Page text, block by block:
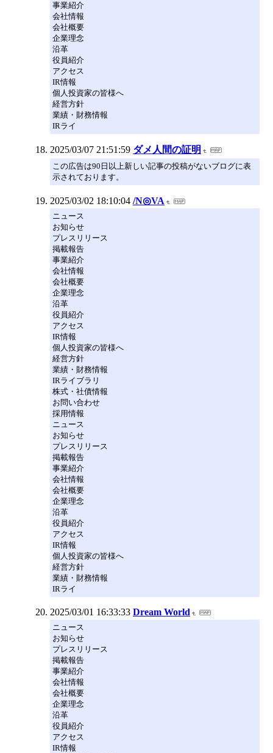
事業紹介
会社情報
会社概要
企業理念
沿革
役員紹介
アクセス
IR情報
個人投資家の皆様へ
経営方針
業績・財務情報
IRライ
2025/03/07 21:51:59 ダメ人間の証明
この広告は90日以上新しい記事の投稿がないブログに表
示されております。
2025/03/02 18:10:04 /N◎VA
ニュース
お知らせ
プレスリリース
掲載報告
事業紹介
会社情報
会社概要
企業理念
沿革
役員紹介
アクセス
IR情報
個人投資家の皆様へ
経営方針
業績・財務情報
IRライブラリ
株式・社債情報
お問い合わせ
採用情報
ニュース
お知らせ
プレスリリース
掲載報告
事業紹介
会社情報
会社概要
企業理念
沿革
役員紹介
アクセス
IR情報
個人投資家の皆様へ
経営方針
業績・財務情報
IRライ
2025/03/01 16:33:33 Dream World
ニュース
お知らせ
プレスリリース
掲載報告
事業紹介
会社情報
会社概要
企業理念
沿革
役員紹介
アクセス
IR情報